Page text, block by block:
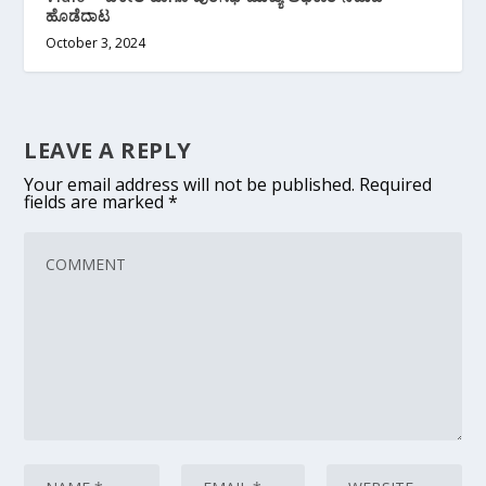
ಹೊಡೆದಾಟ
October 3, 2024
LEAVE A REPLY
Your email address will not be published. Required
fields are marked*